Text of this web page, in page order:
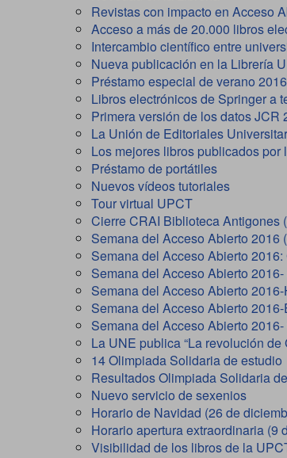
Revistas con impacto en Acceso
Acceso a más de 20.000 libros
Intercambio científico entre
Nueva publicación en la Librería
Préstamo especial de verano 2016
Libros electrónicos de Springer a
Primera versión de los datos JCR
La Unión de Editoriales
Los mejores libros publicados
Préstamo de portátiles
Nuevos vídeos tutoriales
Tour virtual UPCT
Cierre CRAI Biblioteca Antigones
Semana del Acceso Abierto 2016
Semana del Acceso Abierto
Semana del Acceso Abierto
Semana del Acceso Abierto
Semana del Acceso Abierto
Semana del Acceso Abierto
La UNE publica “La revolución de
14 Olimpiada Solidaria de estudio
Resultados Olimpiada Solidaria
Nuevo servicio de sexenios
Horario de Navidad (26 de
Horario apertura extraordinaria (9
Visibilidad de los libros de la